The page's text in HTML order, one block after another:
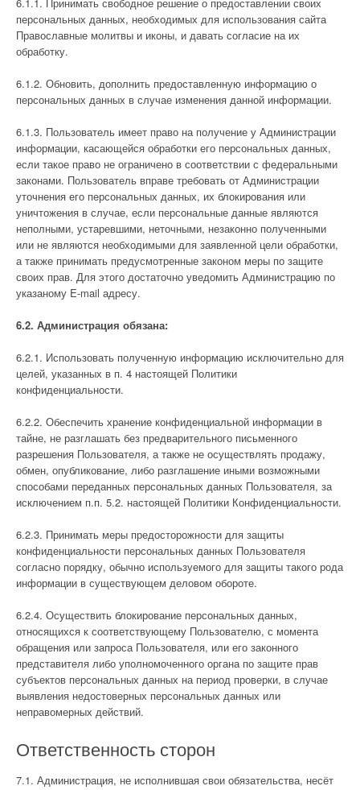
персональных данных, необходимых для использования сайта
Православные молитвы и иконы, и давать согласие на их
обработку.
6.1.2. Обновить, дополнить предоставленную информацию о
персональных данных в случае изменения данной информации.
6.1.3. Пользователь имеет право на получение у Администрации
информации, касающейся обработки его персональных данных,
если такое право не ограничено в соответствии с федеральными
законами. Пользователь вправе требовать от Администрации
уточнения его персональных данных, их блокирования или
уничтожения в случае, если персональные данные являются
неполными, устаревшими, неточными, незаконно полученными
или не являются необходимыми для заявленной цели обработки,
а также принимать предусмотренные законом меры по защите
своих прав. Для этого достаточно уведомить Администрацию по
указаному E-mail адресу.
6.2. Администрация обязана:
6.2.1. Использовать полученную информацию исключительно для
целей, указанных в п. 4 настоящей Политики
конфиденциальности.
6.2.2. Обеспечить хранение конфиденциальной информации в
тайне, не разглашать без предварительного письменного
разрешения Пользователя, а также не осуществлять продажу,
обмен, опубликование, либо разглашение иными возможными
способами переданных персональных данных Пользователя, за
исключением п.п. 5.2. настоящей Политики Конфиденциальности.
6.2.3. Принимать меры предосторожности для защиты
конфиденциальности персональных данных Пользователя
согласно порядку, обычно используемого для защиты такого рода
информации в существующем деловом обороте.
6.2.4. Осуществить блокирование персональных данных,
относящихся к соответствующему Пользователю, с момента
обращения или запроса Пользователя, или его законного
представителя либо уполномоченного органа по защите прав
субъектов персональных данных на период проверки, в случае
выявления недостоверных персональных данных или
неправомерных действий.
Ответственность сторон
7.1. Администрация, не исполнившая свои обязательства, несёт